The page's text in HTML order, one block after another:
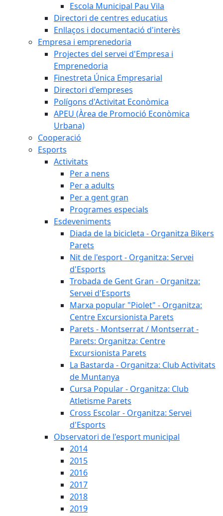
Escola Municipal Pau Vila
Directori de centres educatius
Enllaços i documentació d'interès
Empresa i emprenedoria
Projectes del servei d'Empresa i
Emprenedoria
Finestreta Única Empresarial
Directori d'empreses
Polígons d'Activitat Econòmica
APEU (Àrea de Promoció Econòmica
Urbana)
Cooperació
Esports
Activitats
Per a nens
Per a adults
Per a gent gran
Programes especials
Esdeveniments
Diada de la bicicleta - Organitza Bikers
Parets
Nit de l'esport - Organitza: Servei
d'Esports
Trobada de Gent Gran - Organitza:
Servei d'Esports
Marxa popular "Piolet" - Organitza:
Centre Excursionista Parets
Parets - Montserrat / Montserrat -
Parets: Organitza: Centre
Excursionista Parets
La Bastarda - Organitza: Club Activitats
de Muntanya
Cursa Popular - Organitza: Club
Atletisme Parets
Cross Escolar - Organitza: Servei
d'Esports
Observatori de l'esport municipal
2014
2015
2016
2017
2018
2019